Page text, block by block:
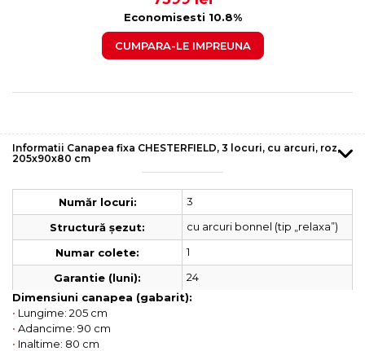
Economisesti 10.8%
CUMPARA-LE IMPREUNA
Informatii Canapea fixa CHESTERFIELD, 3 locuri, cu arcuri, roz,
205x90x80 cm
Număr locuri:
3
Structură șezut:
cu arcuri bonnel (tip „relaxa”)
Numar colete:
1
Garantie (luni):
24
Dimensiuni canapea (gabarit):
• Lungime: 205 cm
• Adancime: 90 cm
• Inaltime: 80 cm